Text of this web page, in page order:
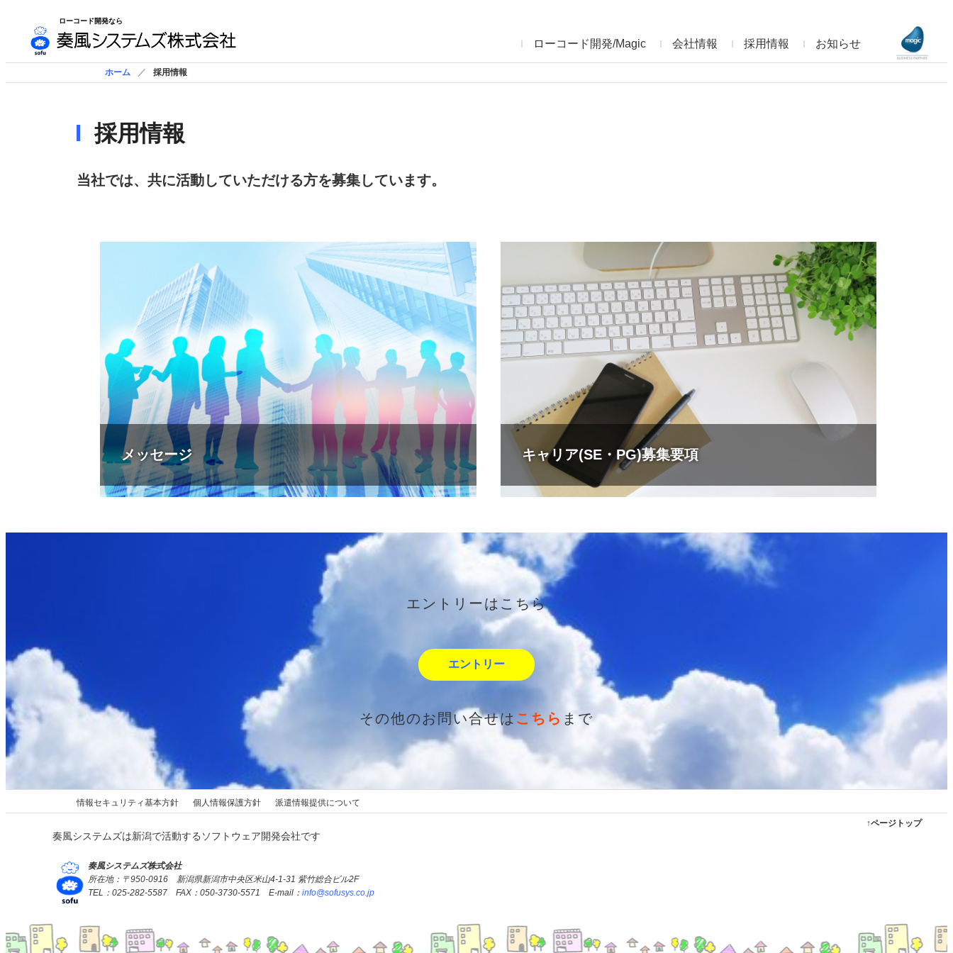
ローコード開発なら
ローコード開発/Magic 会社情報 採用情報 お知らせ
ホーム 採用情報
採用情報
当社では、共に活動していただける方を募集しています。
メッセージ キャリア(SE・PG)募集要項
エントリーはこちら
エントリー
その他のお問い合せは こちら まで
情報セキュリティ基本方針 個人情報保護方針 派遣情報提供について
↑ページトップ
奏風システムズは新潟で活動するソフトウェア開発会社です
奏風システムズ株式会社
所在地：〒950-0916 新潟県新潟市中央区米山4-1-31 紫竹総合ビル2F
TEL：025-282-5587 FAX：050-3730-5571 E-mail：info@sofusys.co.jp